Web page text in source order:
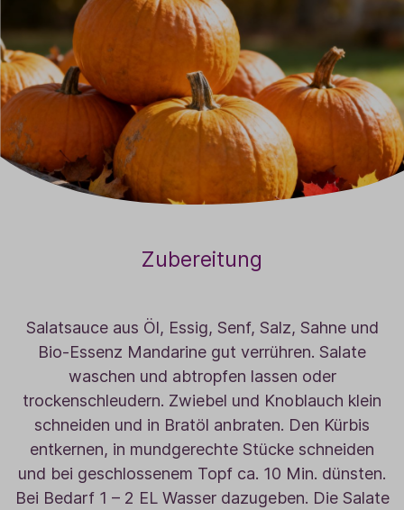
Zubereitung
Salatsauce aus Öl, Essig, Senf, Salz, Sahne und
Bio-Essenz Mandarine gut verrühren. Salate
waschen und abtropfen lassen oder
trockenschleudern. Zwiebel und Knoblauch klein
schneiden und in Bratöl anbraten. Den Kürbis
entkernen, in mundgerechte Stücke schneiden
und bei geschlossenem Topf ca. 10 Min. dünsten.
Bei Bedarf 1 – 2 EL Wasser dazugeben. Die Salate